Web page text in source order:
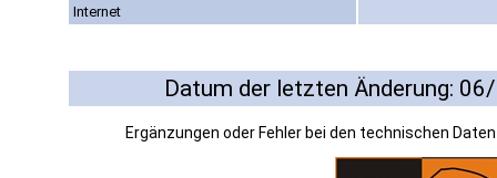
Internet
Datum der letzten Änderung:
Ergänzungen oder Fehler bei den technischen